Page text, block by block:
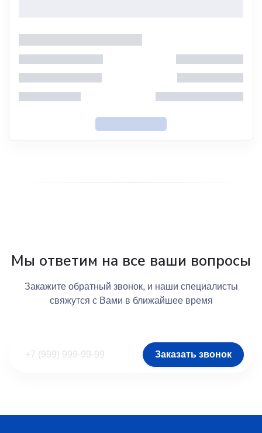
Мы ответим на все ваши вопросы
Закажите обратный звонок, и наши специалисты
свяжутся с Вами в ближайшее время
Заказать звонок